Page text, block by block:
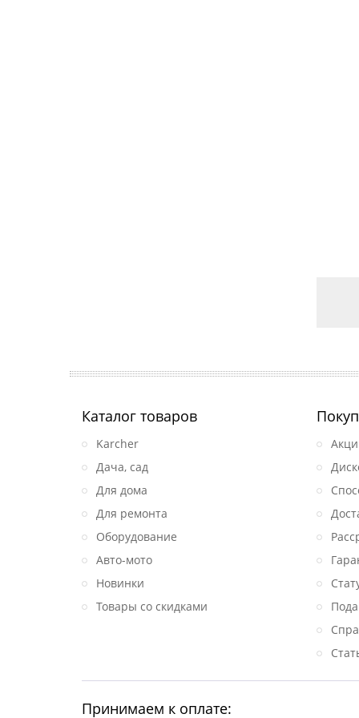
Каталог товаров
Karcher
Дача, сад
Для дома
Для ремонта
Оборудование
Авто-мото
Новинки
Товары со скидками
Принимаем к оплате: